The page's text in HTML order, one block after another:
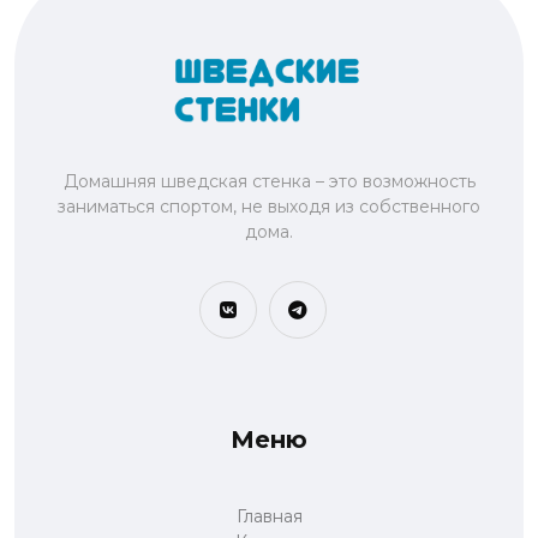
Домашняя шведская стенка – это возможность
заниматься спортом, не выходя из собственного
дома.
Меню
Главная